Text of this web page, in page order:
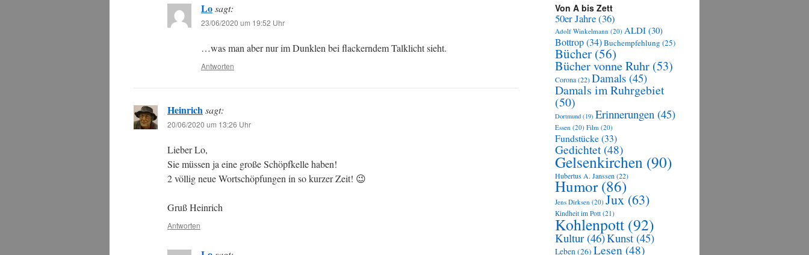
Losagt:
23/06/2020 um 19:52 Uhr
…was man aber nur im Dunklen bei flackerndem Talklicht sieht.
Antworten
Heinrichsagt:
20/06/2020 um 13:26 Uhr
Lieber Lo,
Sie müssen ja eine große Schöpfkelle haben!
2 völlig neue Wortschöpfungen in so kurzer Zeit! 😉
Gruß Heinrich
Antworten
Von A bis Zett
50er Jahre(36)
Adolf Winkelmann (20) ALDI (30)
Bottrop(34)Buchempfehlung (25)
Bücher (56)
Bücher vonne Ruhr (53)
Corona(22)Damals (45)
Damals im Ruhrgebiet
(50)
Dortmund (19) Erinnerungen (45)
Essen (20) Film (20)
Fundstücke(33)
Gedichtet(48)
Gelsenkirchen (90)
Hubertus A. Janssen(22)
Humor(86)
Jens Dirksen (20) Jux (63)
Kindheit im Pott (21)
Kohlenpott (92)
Kultur(46)Kunst (45)
Leben(26) Lesen (48)